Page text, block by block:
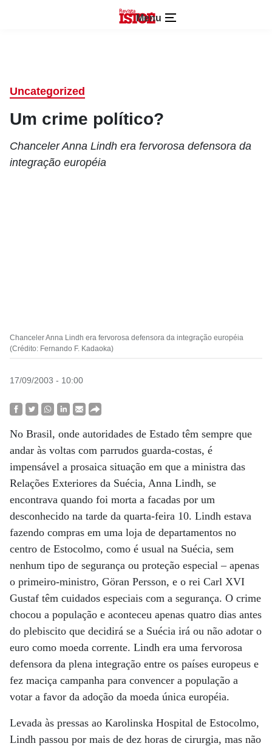
Menu
Uncategorized
Um crime político?
Chanceler Anna Lindh era fervorosa defensora da
integração européia
Chanceler Anna Lindh era fervorosa defensora da integração européia
(Crédito: Fernando F. Kadaoka)
17/09/2003 - 10:00
No Brasil, onde autoridades de Estado têm sempre que
andar às voltas com parrudos guarda-costas, é
impensável a prosaica situação em que a ministra das
Relações Exteriores da Suécia, Anna Lindh, se
encontrava quando foi morta a facadas por um
desconhecido na tarde da quarta-feira 10. Lindh estava
fazendo compras em uma loja de departamentos no
centro de Estocolmo, como é usual na Suécia, sem
nenhum tipo de segurança ou proteção especial – apenas
o primeiro-ministro, Göran Persson, e o rei Carl XVI
Gustaf têm cuidados especiais com a segurança. O crime
chocou a população e aconteceu apenas quatro dias antes
do plebiscito que decidirá se a Suécia irá ou não adotar o
euro como moeda corrente. Lindh era uma fervorosa
defensora da plena integração entre os países europeus e
fez maciça campanha para convencer a população a
votar a favor da adoção da moeda única européia.
Levada às pressas ao Karolinska Hospital de Estocolmo,
Lindh passou por mais de dez horas de cirurgia, mas não